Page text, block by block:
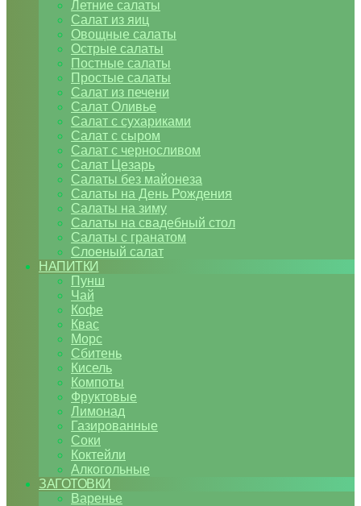
Летние салаты
Салат из яиц
Овощные салаты
Острые салаты
Постные салаты
Простые салаты
Салат из печени
Салат Оливье
Салат с сухариками
Салат с сыром
Салат с черносливом
Салат Цезарь
Салаты без майонеза
Салаты на День Рождения
Салаты на зиму
Салаты на свадебный стол
Салаты с гранатом
Слоеный салат
НАПИТКИ
Пунш
Чай
Кофе
Квас
Морс
Сбитень
Кисель
Компоты
Фруктовые
Лимонад
Газированные
Соки
Коктейли
Алкогольные
ЗАГОТОВКИ
Варенье